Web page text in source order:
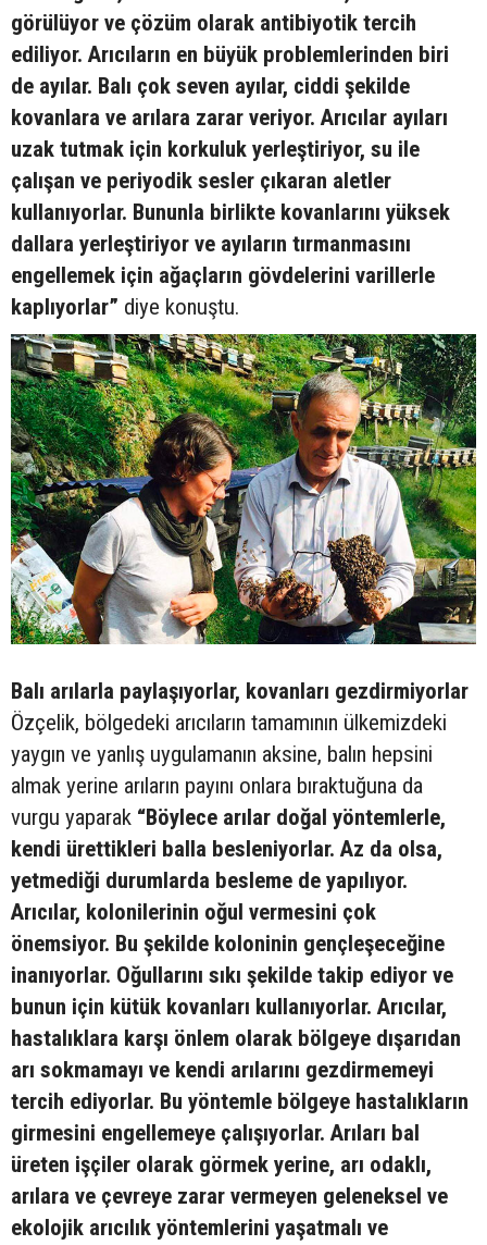
görülüyor ve çözüm olarak antibiyotik tercih
ediliyor. Arıcıların en büyük problemlerinden biri
de ayılar. Balı çok seven ayılar, ciddi şekilde
kovanlara ve arılara zarar veriyor. Arıcılar ayıları
uzak tutmak için korkuluk yerleştiriyor, su ile
çalışan ve periyodik sesler çıkaran aletler
kullanıyorlar. Bununla birlikte kovanlarını yüksek
dallara yerleştiriyor ve ayıların tırmanmasını
engellemek için ağaçların gövdelerini varillerle
kaplıyorlar” diye konuştu.
Balı arılarla paylaşıyorlar, kovanları gezdirmiyorlar
Özçelik, bölgedeki arıcıların tamamının ülkemizdeki
yaygın ve yanlış uygulamanın aksine, balın hepsini
almak yerine arıların payını onlara bıraktuğuna da
vurgu yaparak “Böylece arılar doğal yöntemlerle,
kendi ürettikleri balla besleniyorlar. Az da olsa,
yetmediği durumlarda besleme de yapılıyor.
Arıcılar, kolonilerinin oğul vermesini çok
önemsiyor. Bu şekilde koloninin gençleşeceğine
inanıyorlar. Oğullarını sıkı şekilde takip ediyor ve
bunun için kütük kovanları kullanıyorlar. Arıcılar,
hastalıklara karşı önlem olarak bölgeye dışarıdan
arı sokmamayı ve kendi arılarını gezdirmemeyi
tercih ediyorlar. Bu yöntemle bölgeye hastalıkların
girmesini engellemeye çalışıyorlar. Arıları bal
üreten işçiler olarak görmek yerine, arı odaklı,
arılara ve çevreye zarar vermeyen geleneksel ve
ekolojik arıcılık yöntemlerini yaşatmalı ve